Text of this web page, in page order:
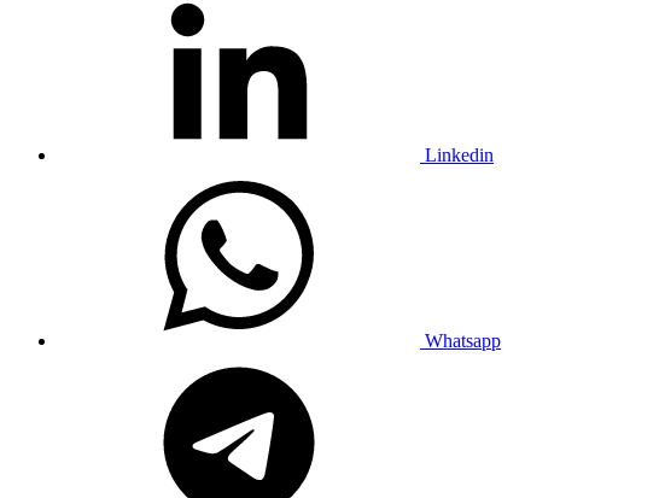
Linkedin
Whatsapp